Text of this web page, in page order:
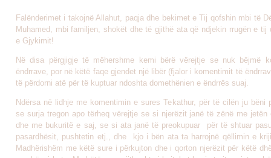
Falënderimet i takojnë Allahut, paqja dhe bekimet e Tij qofshin mbi të
Muhamed, mbi familjen, shokët dhe të gjithë ata që ndjekin rrugën e tij
e Gjykimit!
Në disa përgjigje të mëhershme kemi bërë vërejtje se nuk bëjmë
ëndrrave, por në këtë faqe gjendet një libër (fjalor i komentimit të
të përdorni atë për të kuptuar ndoshta domethënien e ëndrrës suaj.
Ndërsa në lidhje me komentimin e sures Tekathur, për të cilën ju bëni
se surja tregon apo tërheq vërejtje se si njerëzit janë të zënë me jetën
dhe me bukuritë e saj, se si ata janë të preokupuar për të shtuar
pasardhësit, pushtetin etj., dhe kjo i bën ata ta harrojnë qëllimin e
Madhërishëm me këtë sure i përkujton dhe i qorton njerëzit për këtë